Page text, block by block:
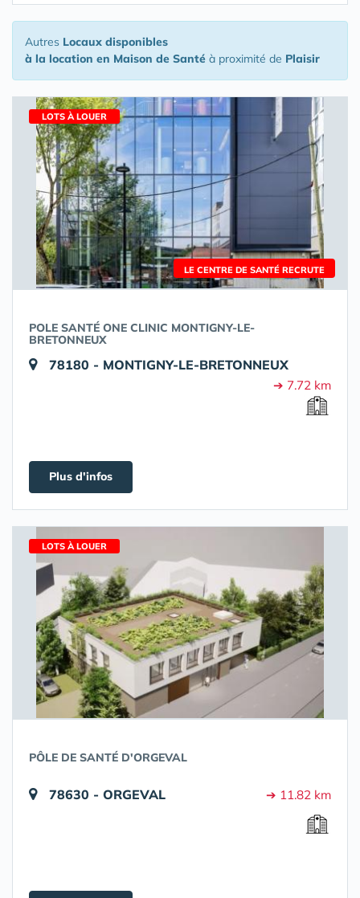
Autres Locaux disponibles
à la location en Maison de Santé à proximité de Plaisir
LE CENTRE DE SANTÉ RECRUTE
LOTS À LOUER
POLE SANTÉ ONE CLINIC MONTIGNY-LE-
BRETONNEUX
78180 - MONTIGNY-LE-BRETONNEUX
➔ 7.72 km
Plus d'infos
LOTS À LOUER
PÔLE DE SANTÉ D'ORGEVAL
78630 - ORGEVAL ➔ 11.82 km